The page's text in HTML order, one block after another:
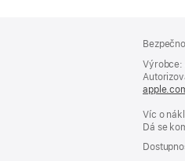
Výrobce:
Víc o
Dá se